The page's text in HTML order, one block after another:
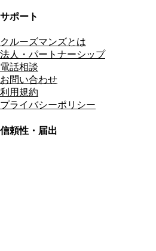
サポート
クルーズマンズとは
法人・パートナーシップ
電話相談
お問い合わせ
利用規約
プライバシーポリシー
信頼性・届出